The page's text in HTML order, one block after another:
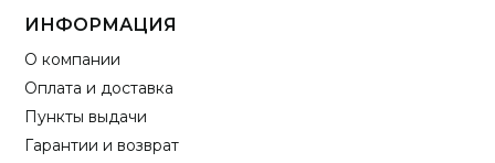
ИНФОРМАЦИЯ
О компании
Оплата и доставка
Пункты выдачи
Гарантии и возврат